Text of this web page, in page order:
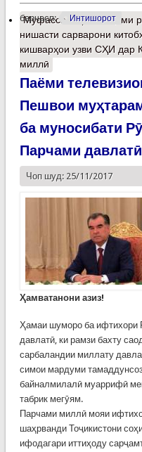
барчасп: Интишорот
Муфассалтаро Анҷоми
нишасти сарварони
кишварҳои узви СҲИ дар
миллӣ
Паёми
Пешвои
ба муносибати
Парчами давлатӣ
Чоп шуд: 25/11/2017
Ҳамватанони азиз!
Ҳамаи шуморо ба ифтихори
давлатӣ, ки рамзи бахту
сарбаландии миллату
симои мардуми
байналмилалӣ муаррифӣ
табрик мегӯям.
Парчами миллӣ мояи
шаҳрванди Тоҷикистони
ифодагари иттиҳоду